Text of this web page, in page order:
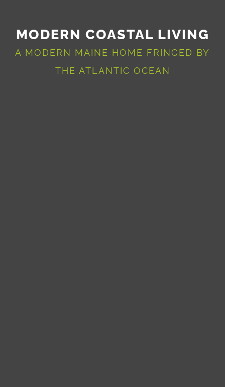
MODERN COASTAL LIVING
A MODERN MAINE HOME FRINGED BY
THE ATLANTIC OCEAN